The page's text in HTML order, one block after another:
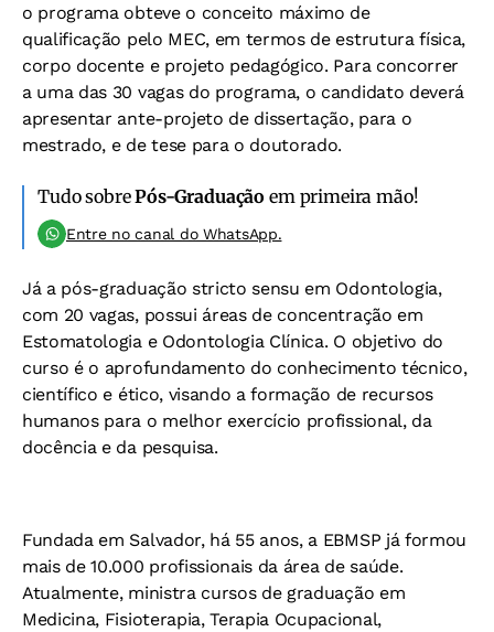
o programa obteve o conceito máximo de
qualificação pelo MEC, em termos de estrutura física,
corpo docente e projeto pedagógico. Para concorrer
a uma das 30 vagas do programa, o candidato deverá
apresentar ante-projeto de dissertação, para o
mestrado, e de tese para o doutorado.
Tudo sobrePós-Graduação em primeira mão!
Entre no canal do WhatsApp.
Já a pós-graduação stricto sensu em Odontologia,
com 20 vagas, possui áreas de concentração em
Estomatologia e Odontologia Clínica. O objetivo do
curso é o aprofundamento do conhecimento técnico,
científico e ético, visando a formação de recursos
humanos para o melhor exercício profissional, da
docência e da pesquisa.
Fundada em Salvador, há 55 anos, a EBMSP já formou
mais de 10.000 profissionais da área de saúde.
Atualmente, ministra cursos de graduação em
Medicina, Fisioterapia, Terapia Ocupacional,